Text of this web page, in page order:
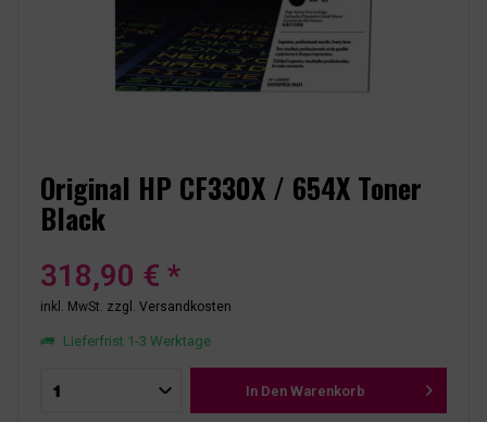
Original HP CF330X / 654X Toner
Black
318,90 € *
inkl. MwSt. zzgl. Versandkosten
Lieferfrist 1-3 Werktage
In Den Warenkorb